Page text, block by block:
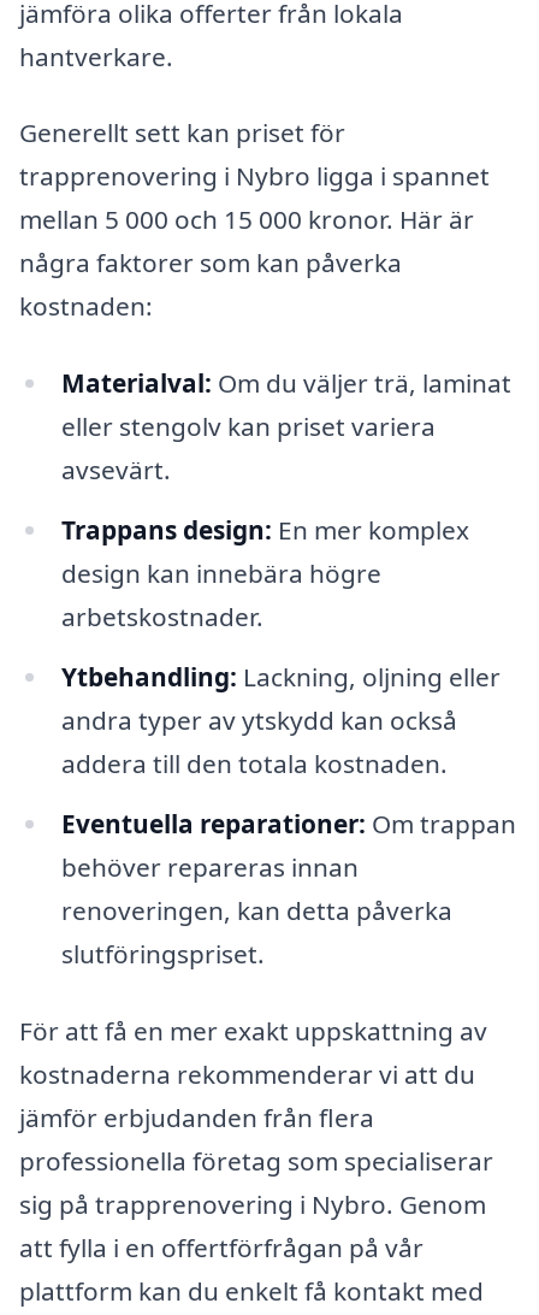
jämföra olika offerter från lokala
hantverkare.
Generellt sett kan priset för
trapprenovering i Nybro ligga i spannet
mellan 5 000 och 15 000 kronor. Här är
några faktorer som kan påverka
kostnaden:
Materialval: Om du väljer trä, laminat
eller stengolv kan priset variera
avsevärt.
Trappans design: En mer komplex
design kan innebära högre
arbetskostnader.
Ytbehandling: Lackning, oljning eller
andra typer av ytskydd kan också
addera till den totala kostnaden.
Eventuella reparationer: Om trappan
behöver repareras innan
renoveringen, kan detta påverka
slutföringspriset.
För att få en mer exakt uppskattning av
kostnaderna rekommenderar vi att du
jämför erbjudanden från flera
professionella företag som specialiserar
sig på trapprenovering i Nybro. Genom
att fylla i en offertförfrågan på vår
plattform kan du enkelt få kontakt med